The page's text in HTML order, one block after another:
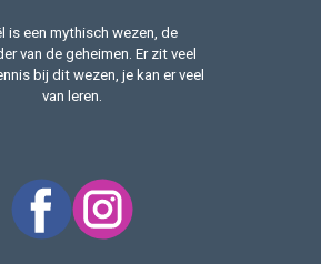
is een mythisch wezen, de
van de geheimen. Er zit veel
bij dit wezen, je kan er veel
van leren.